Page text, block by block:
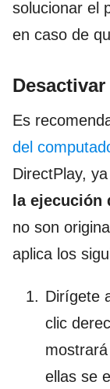
solucionar el
en caso de
Es
del
DirectPlay,
la ejecución
no son
aplica los
Dirígete
clic
ellas se